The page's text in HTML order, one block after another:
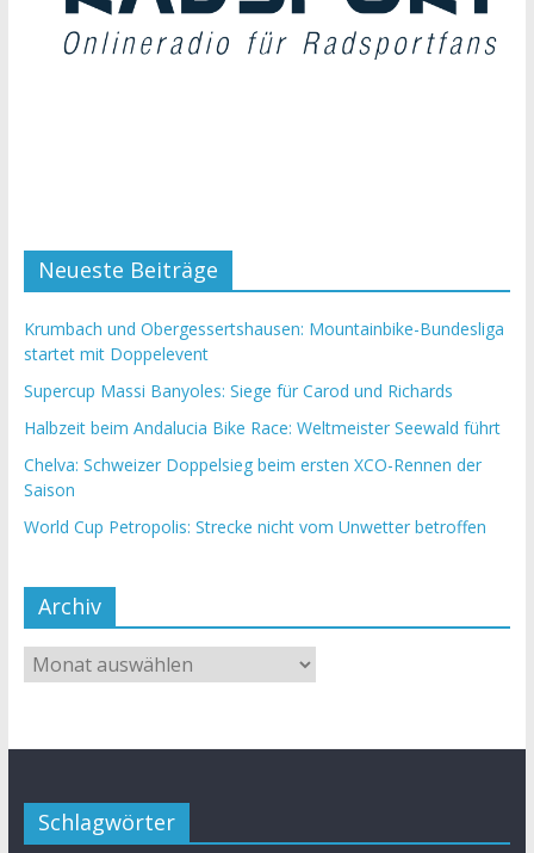
Neueste Beiträge
Krumbach und Obergessertshausen: Mountainbike-Bundesliga
startet mit Doppelevent
Supercup Massi Banyoles: Siege für Carod und Richards
Halbzeit beim Andalucia Bike Race: Weltmeister Seewald führt
Chelva: Schweizer Doppelsieg beim ersten XCO-Rennen der
Saison
World Cup Petropolis: Strecke nicht vom Unwetter betroffen
Archiv
Schlagwörter